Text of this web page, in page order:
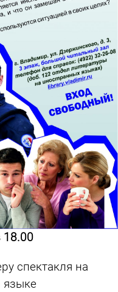
18.00
спектакля на
языке